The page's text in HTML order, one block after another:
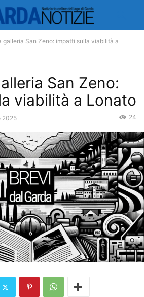
galleria San Zeno: impatti sulla viabilità a
San Zeno:
viabilità a Lonato
2025 24